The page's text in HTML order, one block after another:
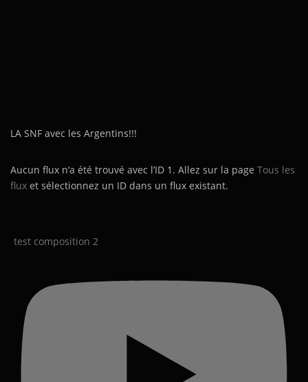
LA SNF avec les Argentins!!!
Aucun flux n’a été trouvé avec l’ID 1. Allez sur la page Tous les
flux et sélectionnez un ID dans un flux existant.
test composition 2